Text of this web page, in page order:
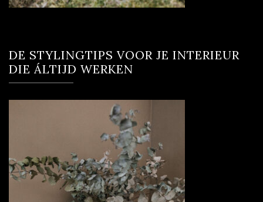
DE STYLINGTIPS VOOR JE INTERIEUR
DIE ÁLTIJD WERKEN